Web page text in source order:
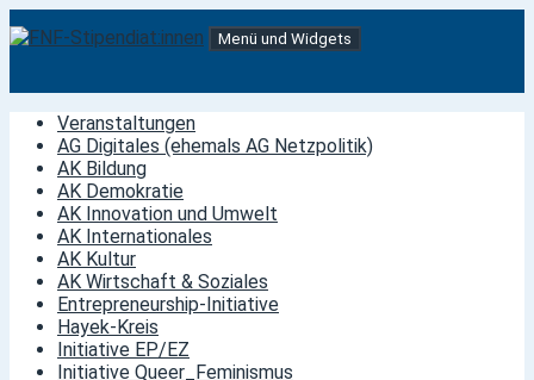
zum
Menü und Widgets
Veranstaltungen
AG Digitales (ehemals AG Netzpolitik)
AK Bildung
AK Demokratie
AK Innovation und Umwelt
AK Internationales
AK Kultur
AK Wirtschaft & Soziales
Entrepreneurship-Initiative
Hayek-Kreis
Initiative EP/EZ
Initiative Queer_Feminismus